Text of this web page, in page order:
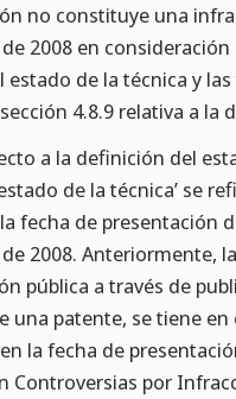
no constituye una
2008 en
estado de la técnica y
4.8.9 relativa a
a la definición del
de la técnica’ se
fecha de presentación
2008. Anteriormente,
pública a través de
una patente, se tiene
la fecha de
Controversias por